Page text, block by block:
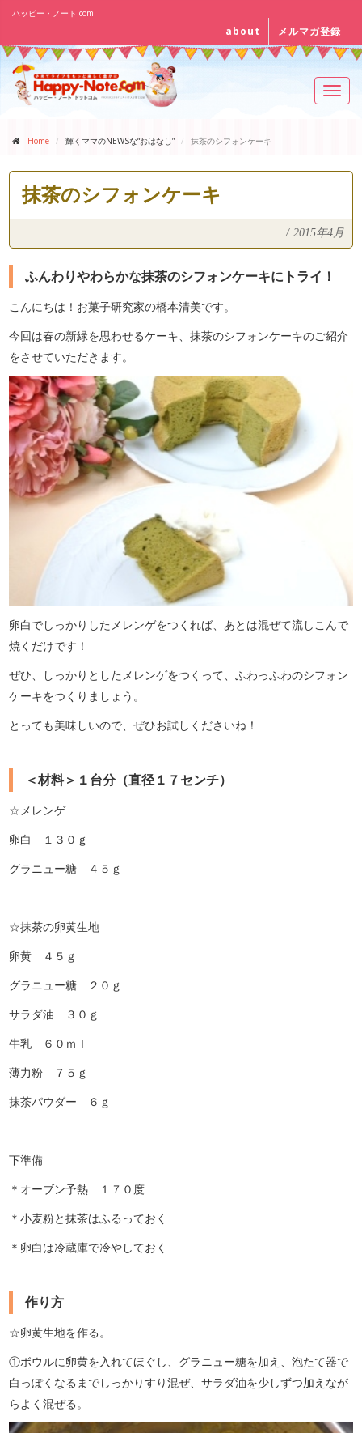
ハッピー・ノート.com
about メルマガ登録
Home 輝くママのNEWSな“おはなし” 抹茶のシフォンケーキ
抹茶のシフォンケーキ
/ 2015年4月
ふんわりやわらかな抹茶のシフォンケーキにトライ！
こんにちは！お菓子研究家の橋本清美です。
今回は春の新緑を思わせるケーキ、抹茶のシフォンケーキのご紹介
をさせていただきます。
卵白でしっかりしたメレンゲをつくれば、あとは混ぜて流しこんで
焼くだけです！
ぜひ、しっかりとしたメレンゲをつくって、ふわっふわのシフォン
ケーキをつくりましょう。
とっても美味しいので、ぜひお試しくださいね！
＜材料＞１台分（直径１７センチ）
☆メレンゲ
卵白 １３０ｇ
グラニュー糖 ４５ｇ
☆抹茶の卵黄生地
卵黄 ４５ｇ
グラニュー糖 ２０ｇ
サラダ油 ３０ｇ
牛乳 ６０ｍｌ
薄力粉 ７５ｇ
抹茶パウダー ６ｇ
下準備
＊オーブン予熱 １７０度
＊小麦粉と抹茶はふるっておく
＊卵白は冷蔵庫で冷やしておく
作り方
☆卵黄生地を作る。
①ボウルに卵黄を入れてほぐし、グラニュー糖を加え、泡たて器で
白っぽくなるまでしっかりすり混ぜ、サラダ油を少しずつ加えなが
らよく混ぜる。